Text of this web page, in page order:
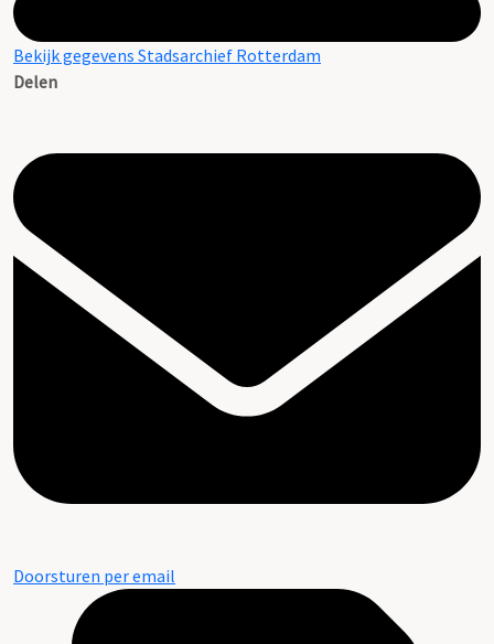
Bekijk gegevens Stadsarchief Rotterdam
Delen
Doorsturen per email